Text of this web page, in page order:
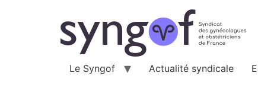
Le Syngof Actualité syndicale